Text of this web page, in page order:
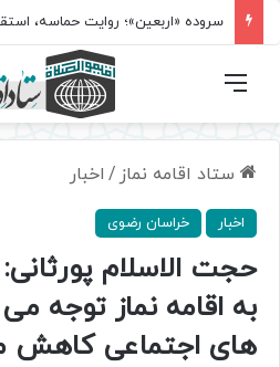
فهرست
ستاد اقامه نماز / اخبار
اخبار خراسان رضوی
حجت الاسلام
به اقامه نماز توجه
های اجتماعی کاهش